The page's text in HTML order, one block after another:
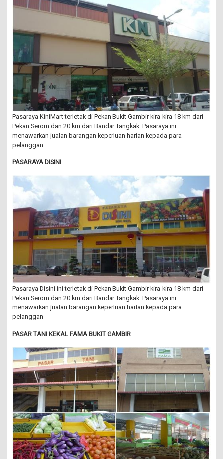
Pasaraya KiniMart terletak di Pekan Bukit Gambir kira-kira 18 km dari
Pekan Serom dan 20 km dari Bandar Tangkak. Pasaraya ini
menawarkan jualan barangan keperluan harian kepada para
pelanggan.
PASARAYA DISINI
Pasaraya Disini ini terletak di Pekan Bukit Gambir kira-kira 18 km dari
Pekan Serom dan 20 km dari Bandar Tangkak. Pasaraya ini
menawarkan jualan barangan keperluan harian kepada para
pelanggan
PASAR TANI KEKAL FAMA BUKIT GAMBIR